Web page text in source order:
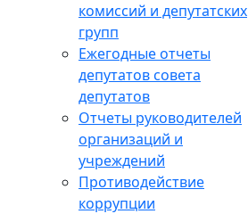
комиссий и депутатских
групп
Ежегодные отчеты
депутатов совета
депутатов
Отчеты руководителей
организаций и
учреждений
Противодействие
коррупции